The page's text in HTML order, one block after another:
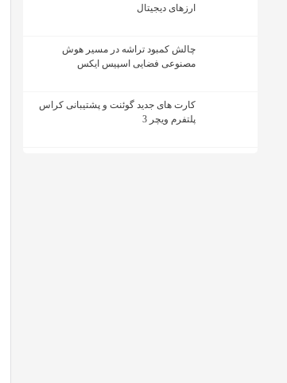
ارزهای دیجیتال
چالش کمبود تراشه در مسیر هوش
مصنوعی فضایی اسپیس ایکس
کارت های جدید گوئنت و پشتیبانی کراس
پلتفرم ویچر 3